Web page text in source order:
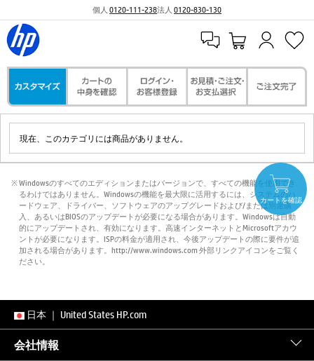
個人 0120-111-238法人 0120-830-130
現在、このカテゴリには商品がありません。
カートを確認
※ Windowsのすべてのエディションまたはバージョンで、すべての機能を使用でき
るわけではありません。Windowsの機能を最大限に活用するには、システムのハ
ードウェア、ドライバー、ソフトウェアのアップグレードおよび/または別途購
入、あるいはBIOSのアップデートが必要になる場合があります。Windowsは自動
的にアップデートされ、有効になります。高速インターネットとMicrosoftアカウ
ントが必要になります。ISPの料金が適用され、今後アップデートの際に要件が追
加される場合があります。http://www.windows.com 外部リンクアイコンをご覧く
ださい。
日本 ｜ United States HP.com
会社情報